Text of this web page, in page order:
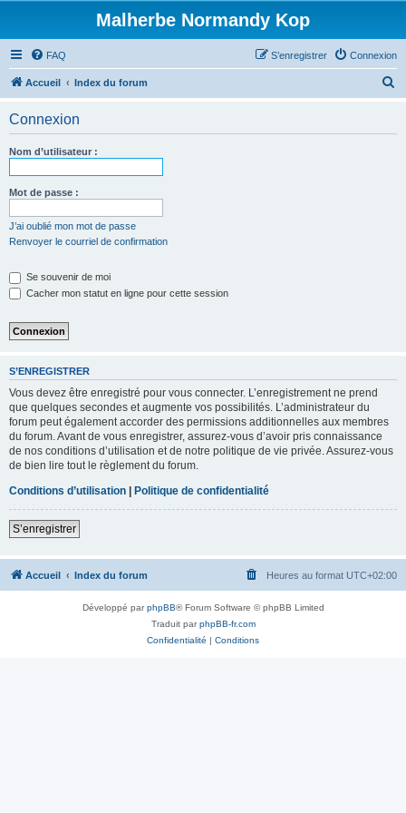
Malherbe Normandy Kop
FAQ Connexion
S’enregistrer
Accueil Index du forum
Connexion
Nom d’utilisateur :
Mot de passe :
J’ai oublié mon mot de passe
Renvoyer le courriel de confirmation
Se souvenir de moi
Cacher mon statut en ligne pour cette session
S’ENREGISTRER
Vous devez être enregistré pour vous connecter. L’enregistrement ne prend
que quelques secondes et augmente vos possibilités. L’administrateur du
forum peut également accorder des permissions additionnelles aux membres
du forum. Avant de vous enregistrer, assurez-vous d’avoir pris connaissance
de nos conditions d’utilisation et de notre politique de vie privée. Assurez-vous
de bien lire tout le règlement du forum.
Conditions d’utilisation | Politique de confidentialité
S’enregistrer
Accueil Index du forum Heures au format UTC+02:00
Développé parphpBB® Forum Software © phpBB Limited
Traduit parphpBB-fr.com
Confidentialité | Conditions